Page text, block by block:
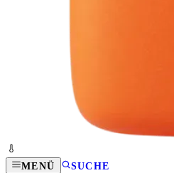
MENÜ SUCHE